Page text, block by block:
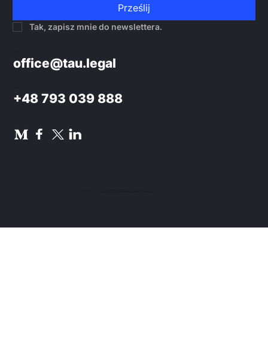
office@tau.legal
+48 793 039 888
Prześlij
Tak, zapisz mnie do newslettera.